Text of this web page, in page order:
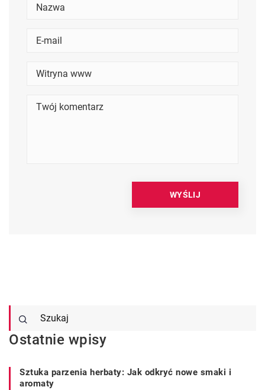
Ostatnie wpisy
Sztuka parzenia herbaty: Jak odkryć nowe smaki i
aromaty